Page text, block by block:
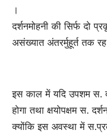
।
दर्शनमोहनी की सिर्फ दो
असंख्यात अंतरर्मुहूर्त तक
इस काल में यदि उपशम स.
होगा तथा क्षयोपक्षम स.
क्योंकि इस अवस्था में